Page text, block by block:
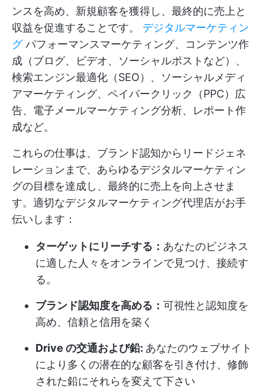
ンスを高め、新規顧客を獲得し、最終的に売上と
収益を促進することです。 デジタルマーケティン
グパフォーマンスマーケティング、コンテンツ作
成（ブログ、ビデオ、ソーシャルポストなど）、
検索エンジン最適化（SEO）、ソーシャルメディ
アマーケティング、ペイパークリック（PPC）広
告、電子メールマーケティング分析、レポート作
成など。
これらの仕事は、ブランド認知からリードジェネ
レーションまで、あらゆるデジタルマーケティン
グの目標を達成し、最終的に売上を向上させま
す。適切なデジタルマーケティング代理店がお手
伝いします：
ターゲットにリーチする： あなたのビジネス
に適した人々をオンラインで見つけ、接続す
る。
ブランド認知度を高める： 可視性と認知度を
高め、信頼と信用を築く
Drive の交通および鉛: あなたのウェブサイト
により多くの潜在的な顧客を引き付け、修飾
された鉛にそれらを変えて下さい